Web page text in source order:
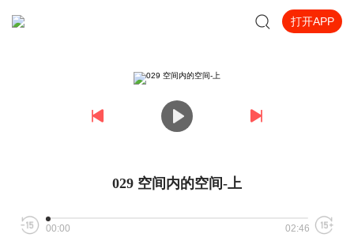
打开APP
029 空间内的空间-上
00:00 02:46